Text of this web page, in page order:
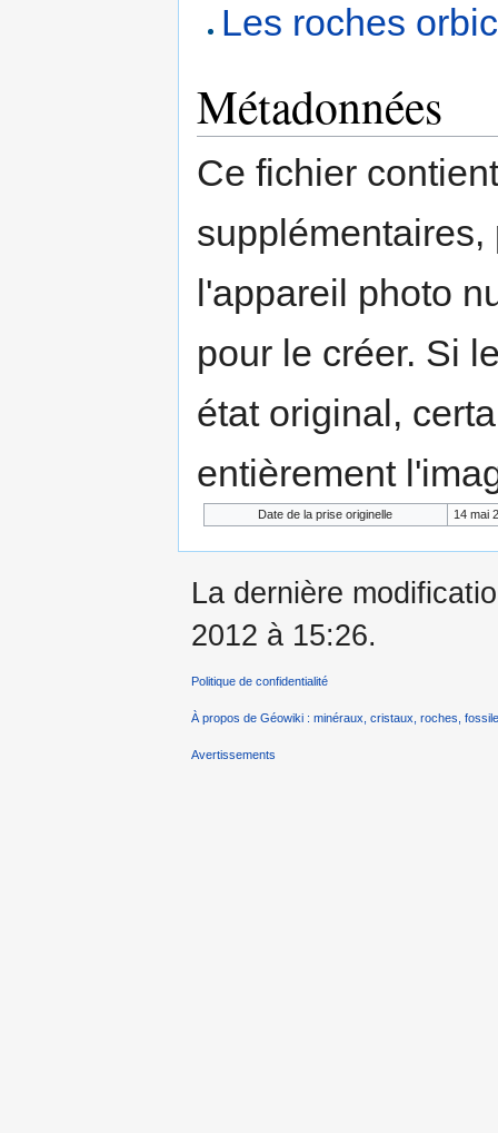
Les roches
Métadonnées
Ce fichier
l'appareil photo
pour le créer. Si
état original,
entièrement
Date de la prise originelle 14 mai
La dernière
2012 à 15:26.
Politique de confidentialité
À propos de Géowiki : minéraux, cristaux, roches,
Avertissements